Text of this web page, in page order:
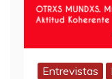
Entrevistas